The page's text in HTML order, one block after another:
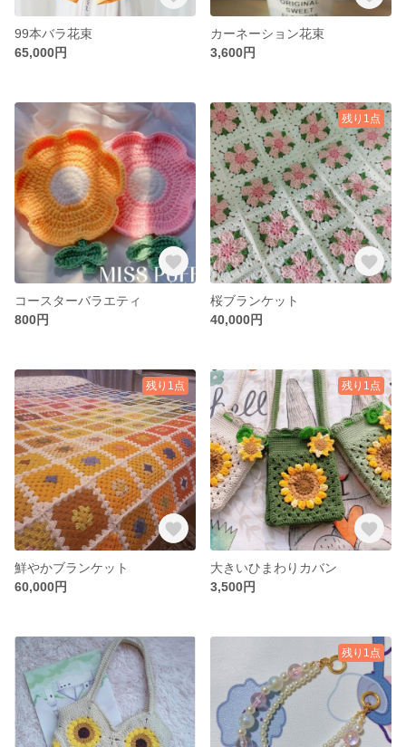
99本バラ花束
65,000円
カーネーション花束
3,600円
コースターバラエティ
800円
残り1点
桜ブランケット
40,000円
残り1点
鮮やかブランケット
60,000円
残り1点
大きいひまわりカバン
3,500円
残り1点